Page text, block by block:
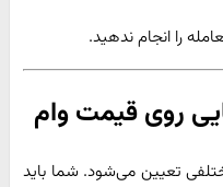
را انجام ندهید.
روی قیمت وام
تعیین می‌شود. شما باید